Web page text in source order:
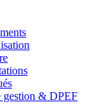
gestion & DPEF